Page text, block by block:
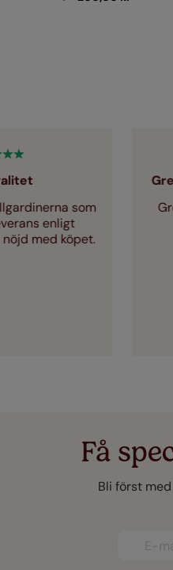
som
enligt
med köpet.
Få
Bli först